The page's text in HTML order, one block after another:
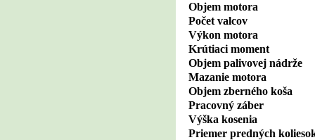
Objem motora
Počet valcov
Výkon motora
Krútiaci moment
Objem palivovej nádrže
Mazanie motora
Objem zberného koša
Pracovný záber
Výška kosenia
Priemer predných